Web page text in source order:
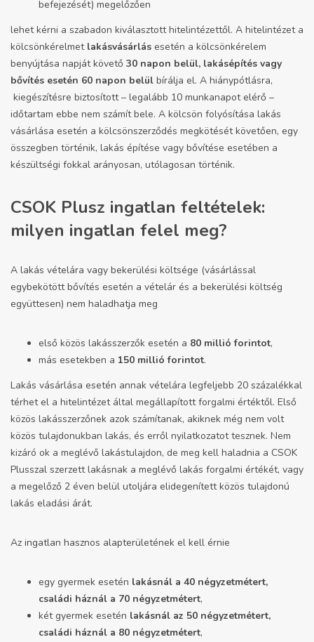
befejezését) megelőzően
lehet kérni a szabadon kiválasztott hitelintézettől. A hitelintézet a
kölcsönkérelmet lakásvásárlás esetén a kölcsönkérelem
benyújtása napját követő 30 napon belül, lakásépítés vagy
bővítés esetén 60 napon belül bírálja el. A hiánypótlásra,
kiegészítésre biztosított – legalább 10 munkanapot elérő –
időtartam ebbe nem számít bele. A kölcsön folyósítása lakás
vásárlása esetén a kölcsönszerződés megkötését követően, egy
összegben történik, lakás építése vagy bővítése esetében a
készültségi fokkal arányosan, utólagosan történik.
CSOK Plusz ingatlan feltételek:
milyen ingatlan felel meg?
A lakás vételára vagy bekerülési költsége (vásárlással
egybekötött bővítés esetén a vételár és a bekerülési költség
együttesen) nem haladhatja meg
első közös lakásszerzők esetén a 80 millió forintot,
más esetekben a 150 millió forintot.
Lakás vásárlása esetén annak vételára legfeljebb 20 százalékkal
térhet el a hitelintézet által megállapított forgalmi értéktől. Első
közös lakásszerzőnek azok számítanak, akiknek még nem volt
közös tulajdonukban lakás, és erről nyilatkozatot tesznek. Nem
kizáró ok a meglévő lakástulajdon, de meg kell haladnia a CSOK
Plusszal szerzett lakásnak a meglévő lakás forgalmi értékét, vagy
a megelőző 2 éven belül utoljára elidegenített közös tulajdonú
lakás eladási árát.
Az ingatlan hasznos alapterületének el kell érnie
egy gyermek esetén lakásnál a 40 négyzetmétert,
családi háznál a 70 négyzetmétert,
két gyermek esetén lakásnál az 50 négyzetmétert,
családi háznál a 80 négyzetmétert,